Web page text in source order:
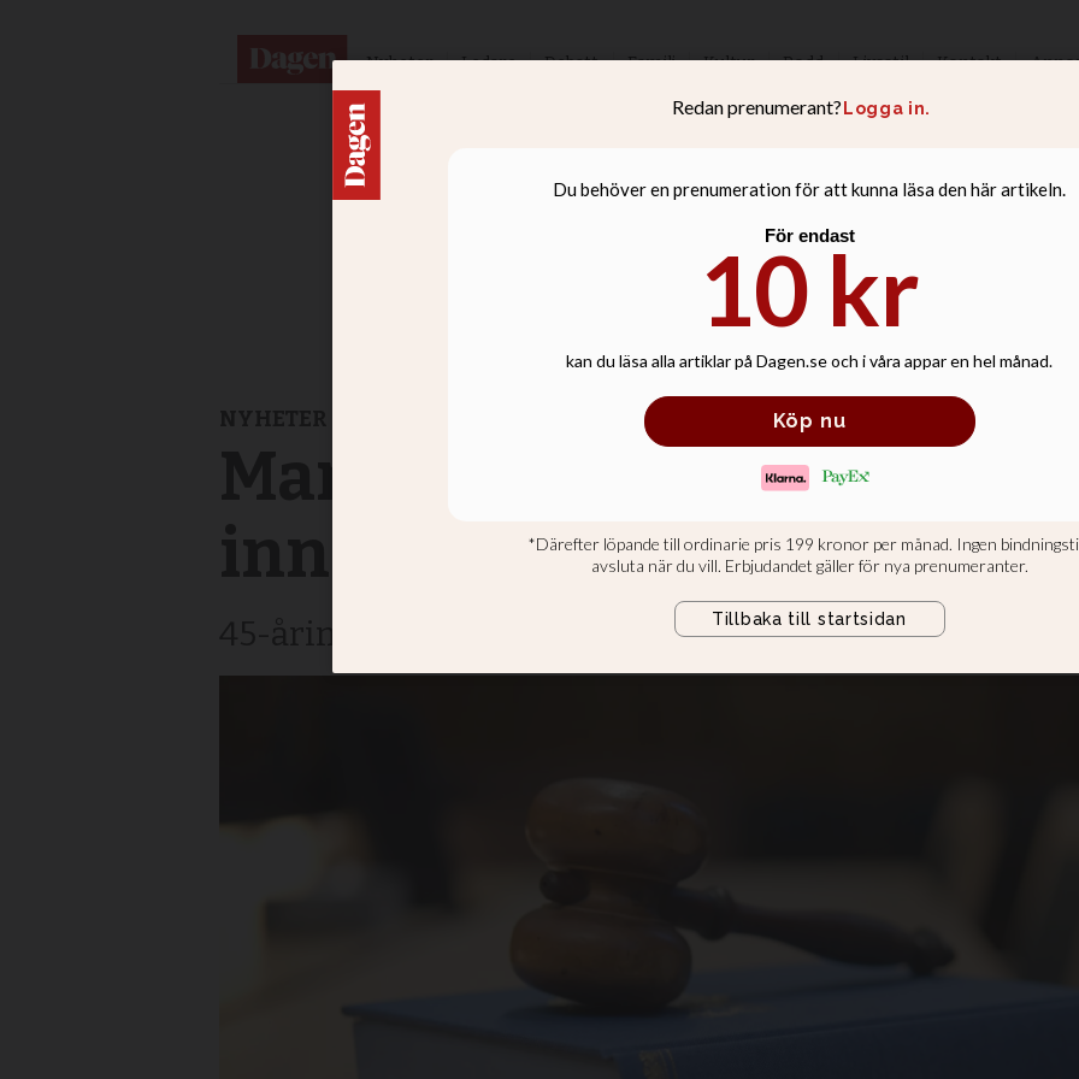
Nyheter Ledare Debatt Familj Kultur Podd Livsstil Kontakt
Man åtalas –
inne i kyrka
45-åring slog en kyrkanställd i ansiktet – erkänner